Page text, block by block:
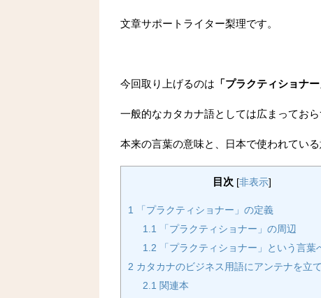
文章サポートライター梨理です。
今回取り上げるのは 「プラクティショナー
一般的なカタカナ語としては広まってお
本来の言葉の意味と、日本で使われている
目次 [非表示]
1
「プラクティショナー」の定義
1.1
「プラクティショナー」の周辺
1.2 「プラクティショナー」という言葉
2 カタカナのビジネス用語にアンテナを立
2.1 関連本